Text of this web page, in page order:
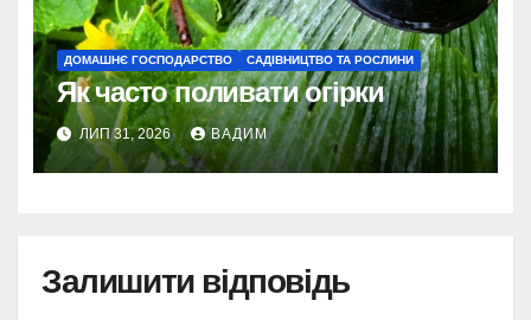
ДОМАШНЄ ГОСПОДАРСТВО САДІВНИЦТВО ТА РОСЛИНИ
Як часто поливати огірки
ЛИП 31, 2026 ВАДИМ
Залишити відповідь